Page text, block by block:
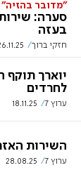
"מדובר בהזיה"
סערה:
בעזה
חזקי ברוך
יוארך תוקף
לחרדים
ערוץ 7 18.11.25
השירות
ערוץ 7 28.08.25